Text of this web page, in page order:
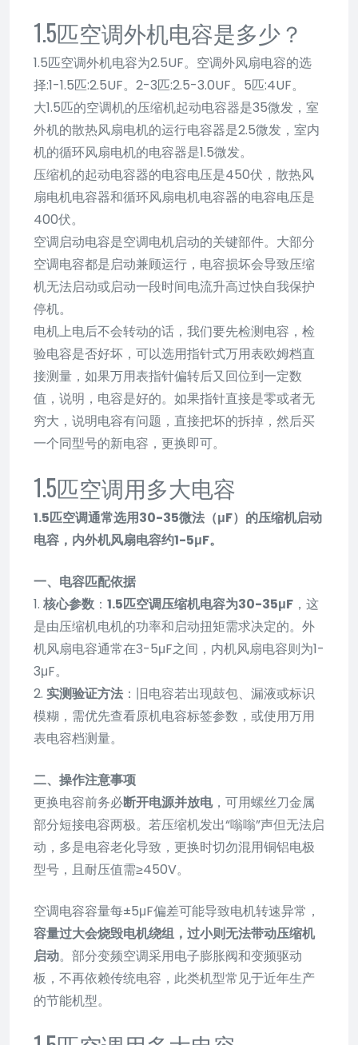
1.5匹空调外机电容是多少？
1.5匹空调外机电容为2.5UF。空调外风扇电容的选
择:1-1.5匹:2.5UF。2-3匹:2.5-3.0UF。5匹:4UF。
大1.5匹的空调机的压缩机起动电容器是35微发，室
外机的散热风扇电机的运行电容器是2.5微发，室内
机的循环风扇电机的电容器是1.5微发。
压缩机的起动电容器的电容电压是450伏，散热风
扇电机电容器和循环风扇电机电容器的电容电压是
400伏。
空调启动电容是空调电机启动的关键部件。大部分
空调电容都是启动兼顾运行，电容损坏会导致压缩
机无法启动或启动一段时间电流升高过快自我保护
停机。
电机上电后不会转动的话，我们要先检测电容，检
验电容是否好坏，可以选用指针式万用表欧姆档直
接测量，如果万用表指针偏转后又回位到一定数
值，说明，电容是好的。如果指针直接是零或者无
穷大，说明电容有问题，直接把坏的拆掉，然后买
一个同型号的新电容，更换即可。
1.5匹空调用多大电容
1.5匹空调通常选用30-35微法（μF）的压缩机启动
电容，内外机风扇电容约1-5μF。
一、电容匹配依据
1. 核心参数 ： 1.5匹空调压缩机电容为30-35μF ，这
是由压缩机电机的功率和启动扭矩需求决定的。外
机风扇电容通常在3-5μF之间，内机风扇电容则为1-
3μF。
2. 实测验证方法 ：旧电容若出现鼓包、漏液或标识
模糊，需优先查看原机电容标签参数，或使用万用
表电容档测量。
二、操作注意事项
更换电容前务必断开电源并放电，可用螺丝刀金属
部分短接电容两极。若压缩机发出“嗡嗡”声但无法启
动，多是电容老化导致，更换时切勿混用铜铝电极
型号，且耐压值需≥450V。
空调电容容量每±5μF偏差可能导致电机转速异常，
容量过大会烧毁电机绕组，过小则无法带动压缩机
启动。部分变频空调采用电子膨胀阀和变频驱动
板，不再依赖传统电容，此类机型常见于近年生产
的节能机型。